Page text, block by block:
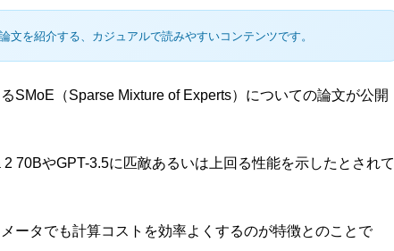
を紹介する、カジュアルで読みやすいコンテンツです。
SMoE（Sparse Mixture of Experts）についての論文が公開
70BやGPT-3.5に匹敵あるいは上回る性能を示したとされて
ータでも計算コストを効率よくするのが特徴とのことで